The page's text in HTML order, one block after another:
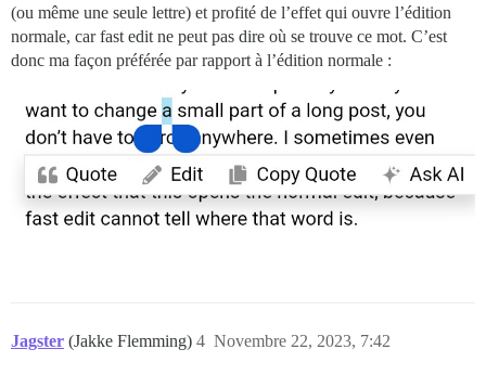
(ou même une seule lettre) et profité de l’effet qui ouvre l’édition
normale, car fast edit ne peut pas dire où se trouve ce mot. C’est
donc ma façon préférée par rapport à l’édition normale :
Jagster (Jakke Flemming) Novembre 22, 2023, 7:42
4